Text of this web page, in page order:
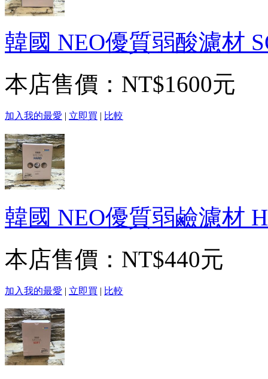
韓國 NEO優質弱酸濾材
本店售價： NT$1600元
加入我的最愛 | 立即買 | 比較
韓國 NEO優質弱鹼濾材
本店售價： NT$440元
加入我的最愛 | 立即買 | 比較